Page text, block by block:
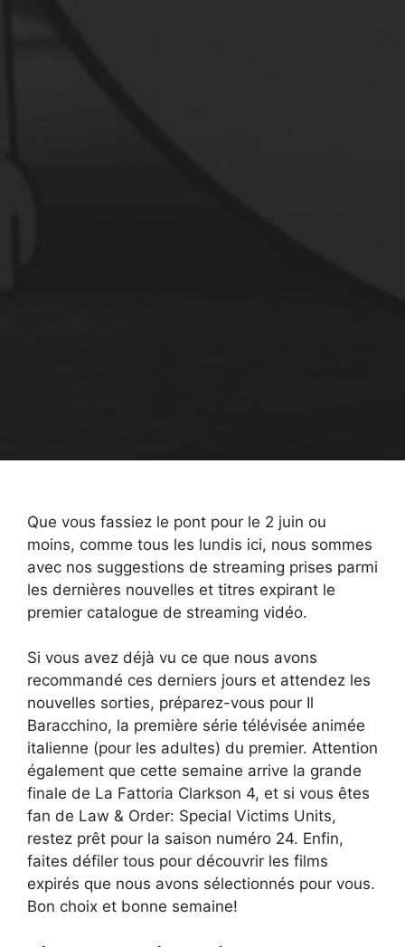
Que vous fassiez le pont pour le 2 juin ou
moins, comme tous les lundis ici, nous sommes
avec nos suggestions de streaming prises parmi
les dernières nouvelles et titres expirant le
premier catalogue de streaming vidéo.
Si vous avez déjà vu ce que nous avons
recommandé ces derniers jours et attendez les
nouvelles sorties, préparez-vous pour Il
Baracchino, la première série télévisée animée
italienne (pour les adultes) du premier. Attention
également que cette semaine arrive la grande
finale de La Fattoria Clarkson 4, et si vous êtes
fan de Law & Order: Special Victims Units,
restez prêt pour la saison numéro 24. Enfin,
faites défiler tous pour découvrir les films
expirés que nous avons sélectionnés pour vous.
Bon choix et bonne semaine!